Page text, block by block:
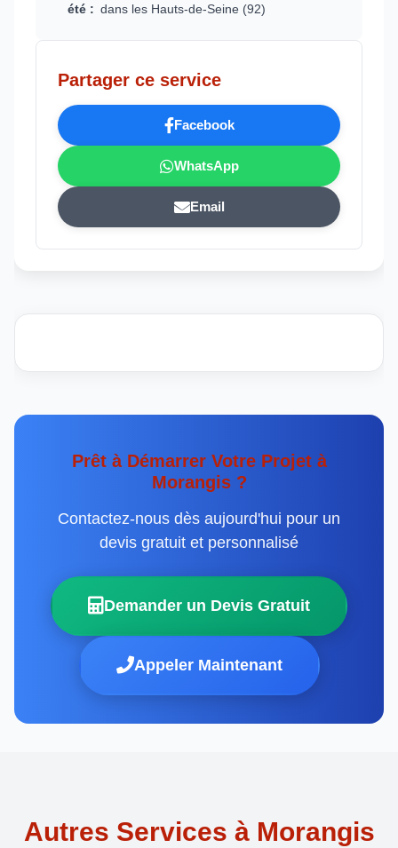
été : dans les Hauts-de-Seine (92)
Partager ce service
Facebook
WhatsApp
Email
Prêt à Démarrer Votre Projet à
Morangis ?
Contactez-nous dès aujourd'hui pour un
devis gratuit et personnalisé
Demander un Devis Gratuit
Appeler Maintenant
Autres Services à Morangis